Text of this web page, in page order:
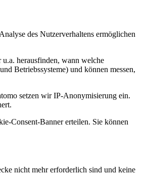
des Nutzerverhaltens ermöglichen
u.a. herausfinden, wann welche
Betriebssysteme) und können messen,
setzen wir IP-Anonymisierung ein.
Consent-Banner erteilen. Sie können
nicht mehr erforderlich sind und keine